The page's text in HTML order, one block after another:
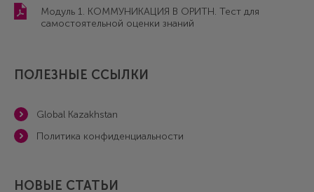
Модуль 1. КОММУНИКАЦИЯ В ОРИТН. Тест для
самостоятельной оценки знаний
ПОЛЕЗНЫЕ ССЫЛКИ
Global Kazakhstan
Политика конфиденциальности
НОВЫЕ СТАТЬИ